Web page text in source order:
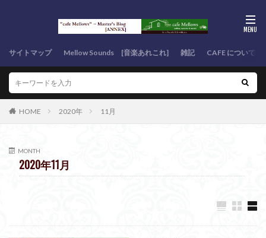
サイトマップ Mellow Sounds [音楽あれこれ] 雑記 CAFE について
HOME 2020年 11月
MONTH
2020年11月